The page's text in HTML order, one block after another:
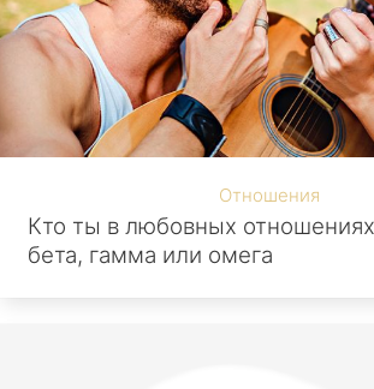
Отношения
Кто ты в любовных
бета, гамма или омега